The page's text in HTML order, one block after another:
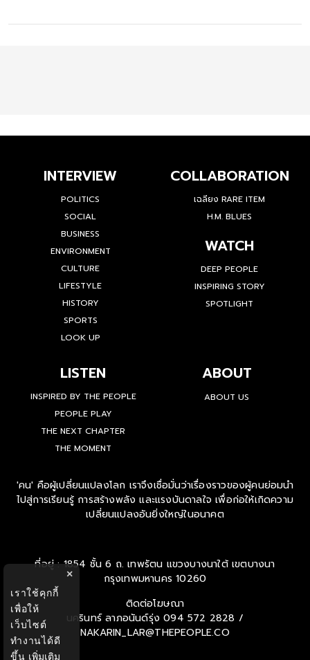
INTERVIEW
POLITICS
SOCIAL
BUSINESS
ENVIRONMENT
CULTURE
LIFESTYLE
HISTORY
SPORTS
LOOK UP
COLLABORATION
เฉลียง RARE ITEM
H.M. BLUES
WATCH
DEEP PEOPLE
INSPIRING STORY
SPOTLIGHT
LISTEN
INSPIRED BY THE PEOPLE
PEOPLE PLAY
THE NEXT CHAPTER
THE MOMENT
ABOUT
ABOUT US
'คน' คือผู้เปลี่ยนแปลงโลก เราจึงเชื่อมั่นว่าเรื่องราวของผู้คนย่อมนำ
ไปสู่การเรียนรู้ การสร้างพลัง และแรงบันดาลใจ เพื่อก่อให้เกิดความ
เปลี่ยนแปลงอันยิ่งใหญ่ในอนาคต
ที่อยู่ : 1854 ชั้น 6 ถ. เทพรัตน แขวงบางนาใต้ เขตบางนา
กรุงเทพมหานคร 10260
ติดต่อโฆษณา
นครินทร์ ลาภอนันด์รุ่ง 094 572 2828 /
NAKARIN_LAR@THEPEOPLE.CO
×
เราใช้คุกกี้
เพื่อให้
เว็บไซต์
ทำงานได้ดี
ขึ้น เพิ่มเติม